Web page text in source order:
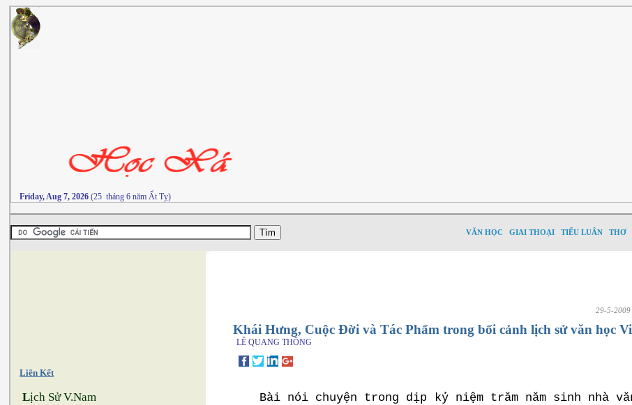
Friday, Aug 7, 2026 (25 tháng 6 năm Ất Tỵ)
VĂN HỌC GIAI THOẠI TIỂU LUÂN THƠ
Liên Kết
Lịch Sử V.Nam
29-5-2009
Khái Hưng, Cuộc Đời và Tác Phẩm trong bối cảnh lịch sử văn học
LÊ QUANG THÔNG
Bài nói chuyện trong dịp kỷ niệm trăm năm sinh nhà